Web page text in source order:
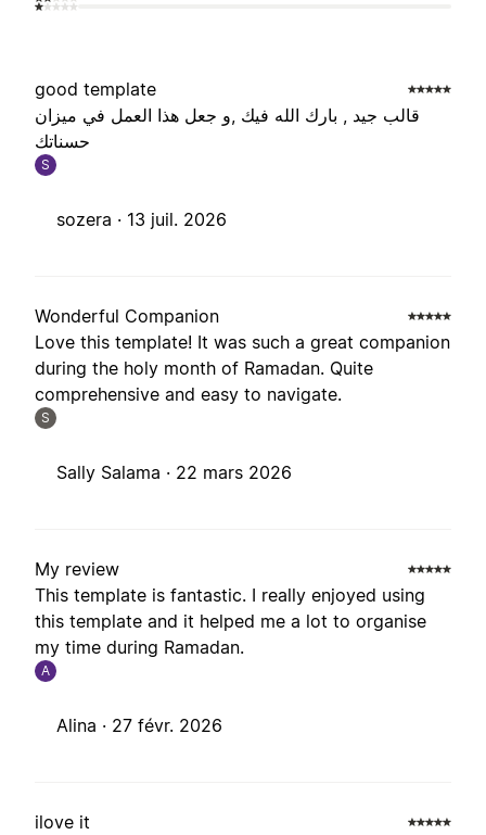
good template
قالب جيد , بارك الله فيك ,و جعل هذا العمل في ميزان
حسناتك
S
sozera · 13 juil. 2026
Wonderful Companion
Love this template! It was such a great companion
during the holy month of Ramadan. Quite
comprehensive and easy to navigate.
S
Sally Salama · 22 mars 2026
My review
This template is fantastic. I really enjoyed using
this template and it helped me a lot to organise
my time during Ramadan.
A
Alina · 27 févr. 2026
ilove it